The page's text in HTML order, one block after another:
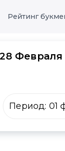
Рейтинг
Февраля
Период: 01